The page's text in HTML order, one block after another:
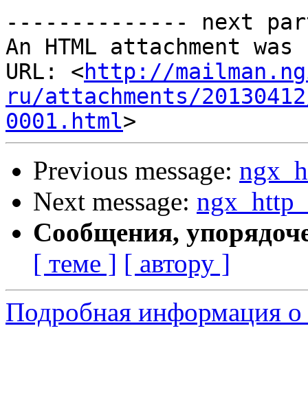
-------------- next
An HTML attachment
URL: <http://
ru/attachments/
0001.html
Previous message:
Next message:
Сообщения,
[ теме ] [ автору ]
Подробная информация